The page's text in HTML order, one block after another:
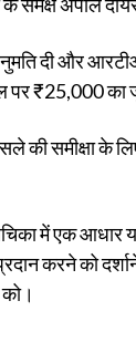
दी और
₹25,000 का
की समीक्षा के
में एक आधार
करने को